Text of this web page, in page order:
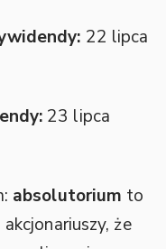
22 lipca
23 lipca
absolutorium to
że